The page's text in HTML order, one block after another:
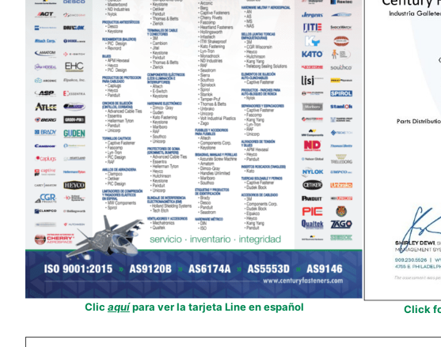
Clic aquípara ver la tarjeta Line en español Click